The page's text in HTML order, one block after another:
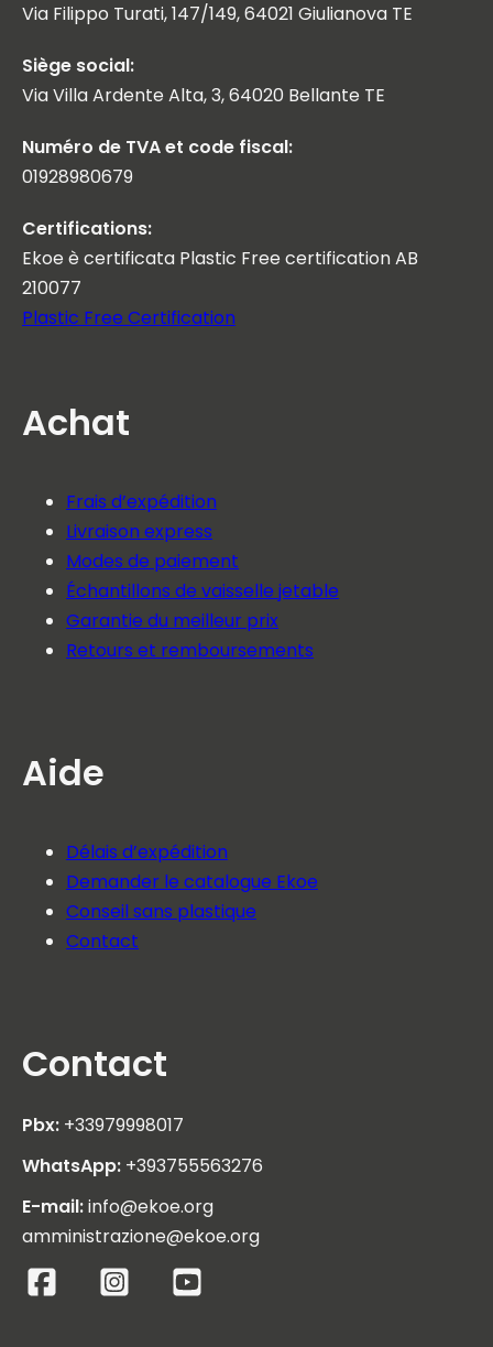
Via Filippo Turati, 147/149, 64021 Giulianova TE
Siège social:
Via Villa Ardente Alta, 3, 64020 Bellante TE
Numéro de TVA et code fiscal:
01928980679
Certifications:
Ekoe è certificata Plastic Free certification AB
210077
Plastic Free Certification
Achat
Frais d’expédition
Livraison express
Modes de paiement
Échantillons de vaisselle jetable
Garantie du meilleur prix
Retours et remboursements
Aide
Délais d’expédition
Demander le catalogue Ekoe
Conseil sans plastique
Contact
Contact
Pbx: +33979998017
WhatsApp: +393755563276
E-mail:info@ekoe.org
amministrazione@ekoe.org